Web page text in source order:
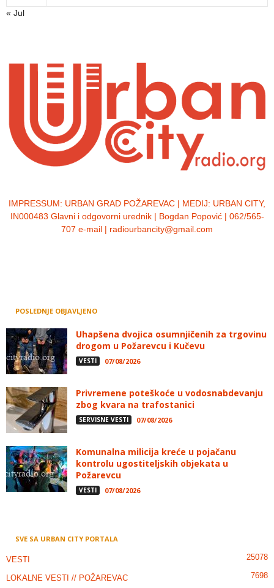
« Jul
IMPRESSUM: URBAN GRAD POŽAREVAC | MEDIJ: URBAN CITY,
IN000483 Glavni i odgovorni urednik | Bogdan Popović | 062/565-
707 e-mail | radiourbancity@gmail.com
POSLEDNJE OBJAVLJENO
Uhapšena dvojica osumnjičenih za trgovinu
drogom u Požarevcu i Kučevu
VESTI 07/08/2026
Privremene poteškoće u vodosnabdevanju
zbog kvara na trafostanici
SERVISNE VESTI 07/08/2026
Komunalna milicija kreće u pojačanu
kontrolu ugostiteljskih objekata u
Požarevcu
VESTI 07/08/2026
SVE SA URBAN CITY PORTALA
VESTI 25078
LOKALNE VESTI // POŽAREVAC 7698